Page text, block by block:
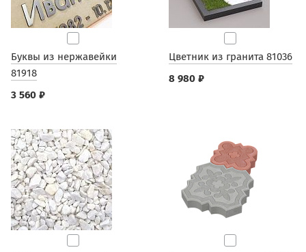
Буквы из нержавейки
81918
3 560 ₽
Цветник из гранита 81036
8 980 ₽